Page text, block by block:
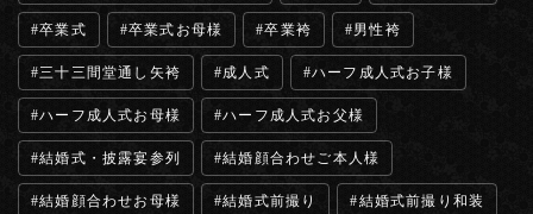
卒業式 卒業式お母様 卒業袴 男性袴
三十三間堂通し矢袴 成人式 ハーフ成人式お子様
ハーフ成人式お母様 ハーフ成人式お父様
結婚式・披露宴参列 結婚顔合わせご本人様
結婚顔合わせお母様 結婚式前撮り 結婚式前撮り和装